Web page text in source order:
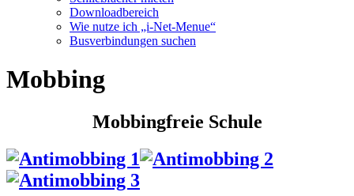
Downloadbereich
Wie nutze ich „i-Net-Menue“
Busverbindungen suchen
Mobbing
Mobbingfreie Schule